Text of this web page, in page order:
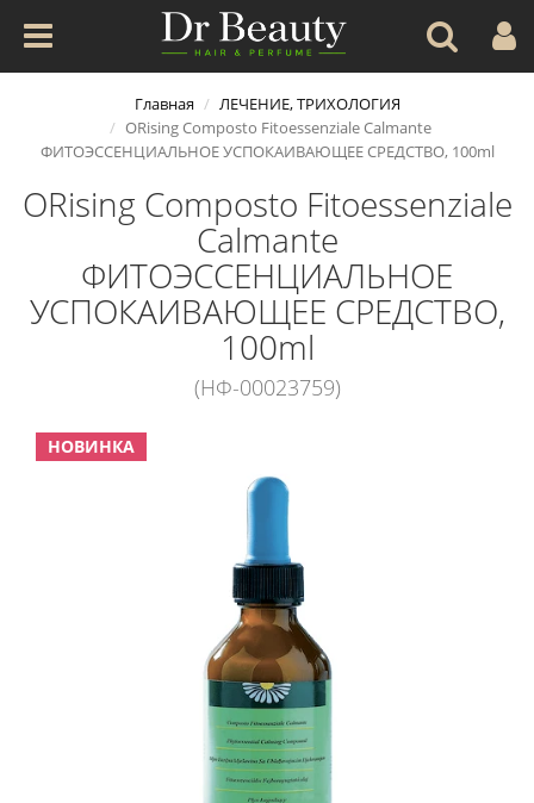
Главная
ЛЕЧЕНИЕ, ТРИХОЛОГИЯ
ORising Composto Fitoessenziale Calmante
ФИТОЭССЕНЦИАЛЬНОЕ УСПОКАИВАЮЩЕЕ СРЕДСТВО, 100ml
ORising Composto Fitoessenziale
Calmante
ФИТОЭССЕНЦИАЛЬНОЕ
УСПОКАИВАЮЩЕЕ СРЕДСТВО,
100ml
(НФ-00023759)
НОВИНКА